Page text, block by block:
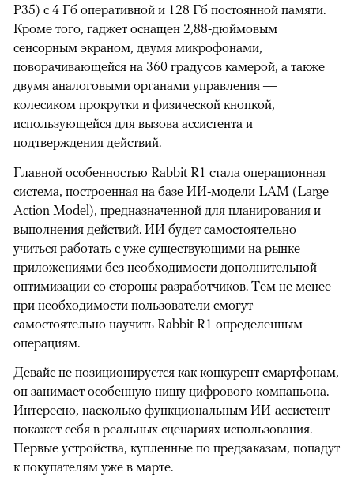
P35) с 4 Гб оперативной и 128 Гб постоянной памяти.
Кроме того, гаджет оснащен 2,88-дюймовым
сенсорным экраном, двумя микрофонами,
поворачивающейся на 360 градусов камерой, а также
двумя аналоговыми органами управления —
колесиком прокрутки и физической кнопкой,
использующейся для вызова ассистента и
подтверждения действий.
Главной особенностью Rabbit R1 стала операционная
система, построенная на базе ИИ-модели LAM (Large
Action Model), предназначенной для планирования и
выполнения действий. ИИ будет самостоятельно
учиться работать с уже существующими на рынке
приложениями без необходимости дополнительной
оптимизации со стороны разработчиков. Тем не менее
при необходимости пользователи смогут
самостоятельно научить Rabbit R1 определенным
операциям.
Девайс не позиционируется как конкурент смартфонам,
он занимает особенную нишу цифрового компаньона.
Интересно, насколько функциональным ИИ-ассистент
покажет себя в реальных сценариях использования.
Первые устройства, купленные по предзаказам, попадут
к покупателям уже в марте.